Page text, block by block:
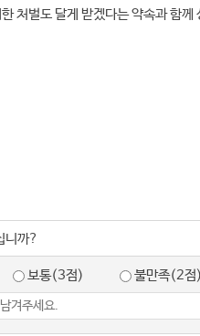
처벌도 달게 받겠다는 약속과 함
니까?
보통(3점) 불만족(2점)